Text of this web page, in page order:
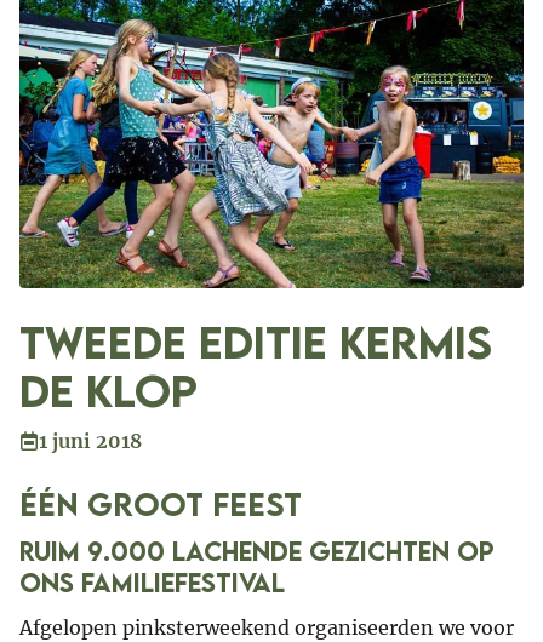
Tweede editie Kermis
de Klop
1 juni 2018
ÉÉn groot feest
Ruim 9.000 lachende gezichten op
ons familiefestival
Afgelopen pinksterweekend organiseerden we voor